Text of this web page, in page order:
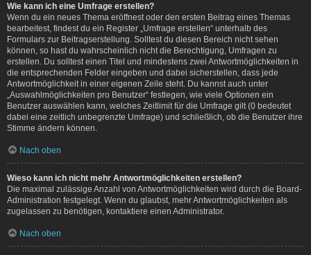
Wie kann ich eine Umfrage erstellen?
Wenn du ein neues Thema eröffnest oder den ersten Beitrag eines Themas
bearbeitest, findest du ein Register „Umfrage erstellen“ unterhalb des
Formulars zur Beitragserstellung. Solltest du diesen Bereich nicht sehen
können, so hast du wahrscheinlich nicht die Berechtigung, Umfragen zu
erstellen. Du solltest einen Titel und mindestens zwei Antwortmöglichkeiten in
die entsprechenden Felder eingeben und dabei sicherstellen, dass jede
Antwortmöglichkeit in einer eigenen Zeile steht. Du kannst auch unter
„Auswahlmöglichkeiten pro Benutzer“ festlegen, wie viele Optionen ein
Benutzer auswählen kann, welches Zeitlimit für die Umfrage gilt (0 bedeutet
dabei eine zeitlich unbegrenzte Umfrage) und schließlich, ob die Benutzer ihre
Stimme ändern können.
Nach oben
Wieso kann ich nicht mehr Antwortmöglichkeiten erstellen?
Die maximal zulässige Anzahl von Antwortmöglichkeiten wird durch die Board-
Administration festgelegt. Wenn du glaubst, mehr Antwortmöglichkeiten als
zugelassen zu benötigen, kontaktiere einen Administrator.
Nach oben